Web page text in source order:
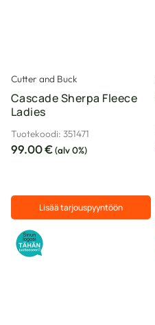
Cutter and Buck
Cascade Sherpa Fleece
Ladies
Tuotekoodi: 351471
99.00€(alv 0%)
Lisää tarjouspyyntöön
Tällä
tuotteella
on